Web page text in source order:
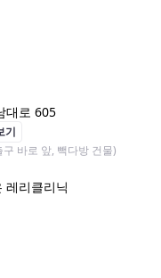
대로 605
기
바로 앞, 빽다방 건물)
레리클리닉